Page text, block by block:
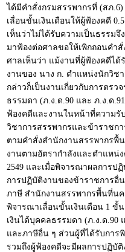
ได้มีคำสั่งกรมสรรพากรที่ (สภ.6)
เลื่อนขั้นเงินเดือนให้ผู้ฟ้องคดี
เห็นว่าไม่ได้รับความเป็นธรรม
มาฟ้องต่อศาลขอให้เพิกถอนคำสั่
ศาลเห็นว่า แม้งานที่ผู้ฟ้องคดีไ
งานของ นาง ก. ตำแหน่งนักวิช
กล่าวก็เป็นงานเกี่ยวกับการตรว
ธรรมดา (ภ.ง.ด.90 และ ภ.ง.ด
ฟ้องคดีและงานในหน้าที่ความ
วิชาการสรรพากรและข้าราชก
ตามคำสั่งสำนักงานสรรพากรพื้น
งานตามอัตรากำลังและตำแหน่
2549 และเมื่อพิจารณาผลการป
การปฏิบัติงานของข้าราชการอื่
ภาษี สำนักงานสรรพากรพื้นที่น
พิจารณาเลื่อนขั้นเงินเดือน 1 ขั้
เงินได้บุคคลธรรมดา (ภ.ง.ด.90
และภาษีอื่น ๆ ส่วนผู้ที่ได้รับการ
รวมถึงผู้ฟ้องคดีจะมีผลการปฏิบั